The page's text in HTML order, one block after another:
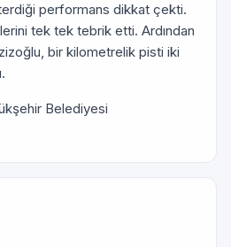
performans dikkat çekti.
tek tek tebrik etti. Ardından
bir kilometrelik pisti iki
Belediyesi